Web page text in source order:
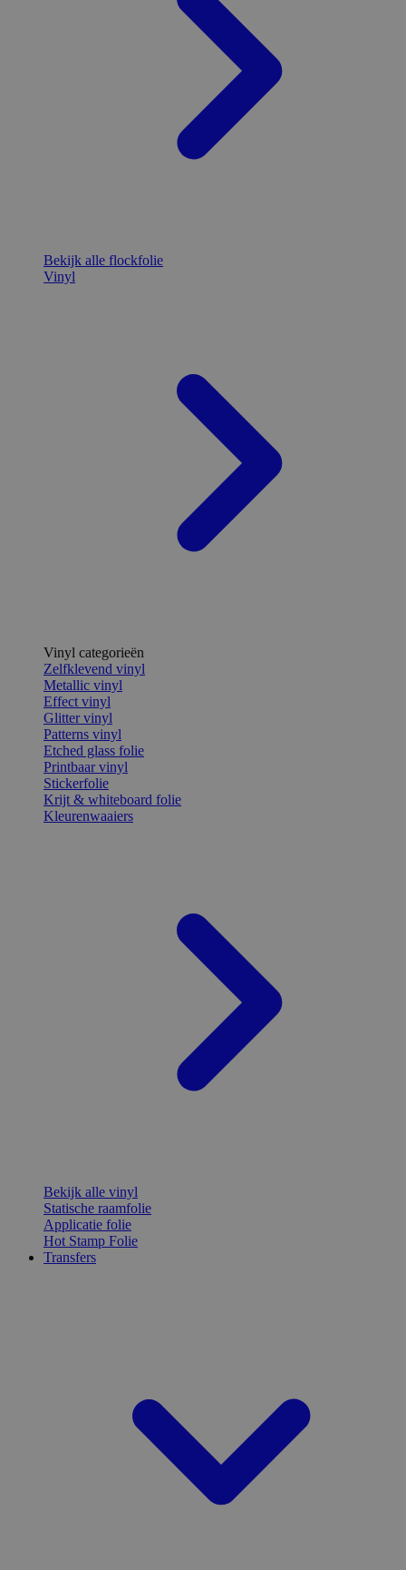
Bekijk alle flockfolie
Vinyl
Vinyl categorieën
Zelfklevend vinyl
Metallic vinyl
Effect vinyl
Glitter vinyl
Patterns vinyl
Etched glass folie
Printbaar vinyl
Stickerfolie
Krijt & whiteboard folie
Kleurenwaaiers
Bekijk alle vinyl
Statische raamfolie
Applicatie folie
Hot Stamp Folie
Transfers